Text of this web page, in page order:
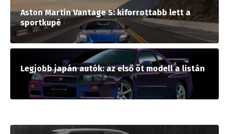
Aston Martin Vantage S: kiforrottabb lett a
sportkupé
Legjobb japán autók: az első öt modell a listán